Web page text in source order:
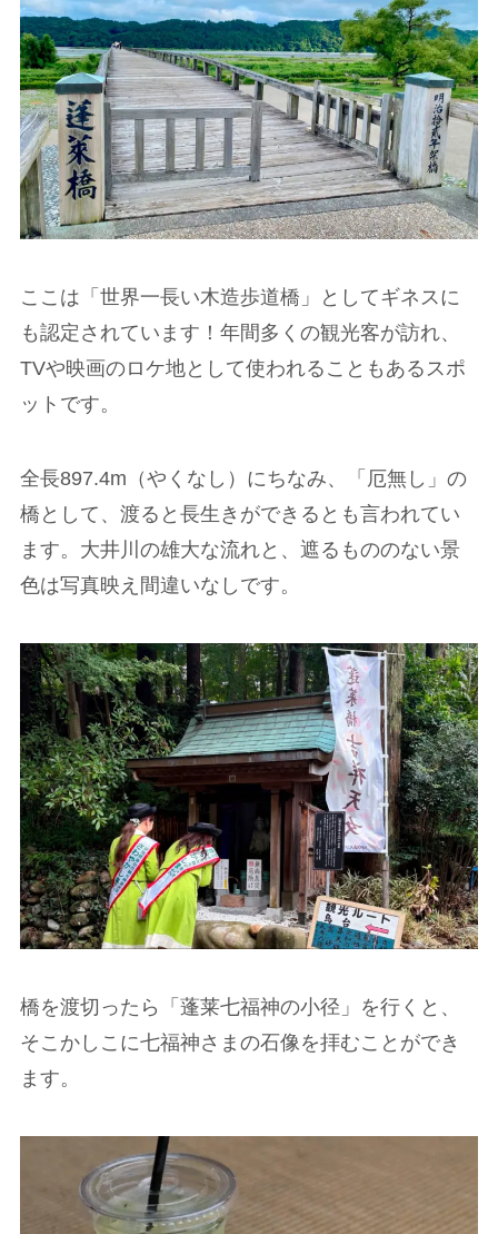
ここは「世界一長い木造歩道橋」としてギネスに
も認定されています！年間多くの観光客が訪れ、
TVや映画のロケ地として使われることもあるスポ
ットです。
全長897.4m（やくなし）にちなみ、「厄無し」の
橋として、渡ると長生きができるとも言われてい
ます。大井川の雄大な流れと、遮るもののない景
色は写真映え間違いなしです。
橋を渡切ったら「蓬莱七福神の小径」を行くと、
そこかしこに七福神さまの石像を拝むことができ
ます。